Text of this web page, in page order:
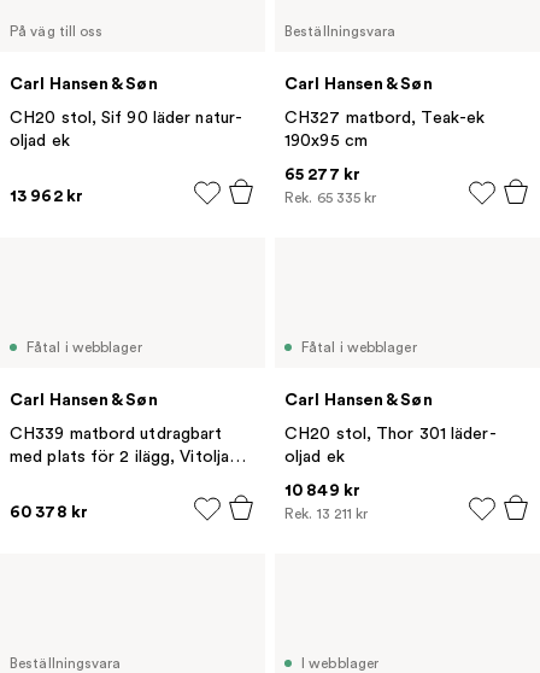
På väg till oss
Carl Hansen & Søn
CH20 stol, Sif 90 läder natur-
oljad ek
13 962 kr
Beställningsvara
Carl Hansen & Søn
CH327 matbord, Teak-ek
190x95 cm
65 277 kr
Rek. 65 335 kr
Fåtal i webblager
Carl Hansen & Søn
CH339 matbord utdragbart
med plats för 2 ilägg, Vitoljad
60 378 kr
Fåtal i webblager
Carl Hansen & Søn
CH20 stol, Thor 301 läder-
oljad ek
10 849 kr
Rek. 13 211 kr
Beställningsvara I webblager